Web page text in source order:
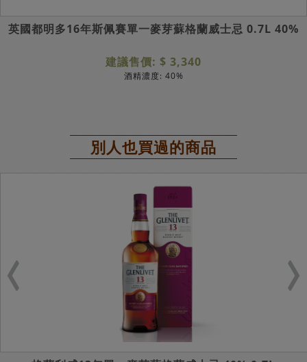
英國都明多16年斯佩賽單一麥芽蘇格蘭威士忌 0.7L 40%
建議售價: $ 3,340
酒精濃度: 40%
別人也買過的商品